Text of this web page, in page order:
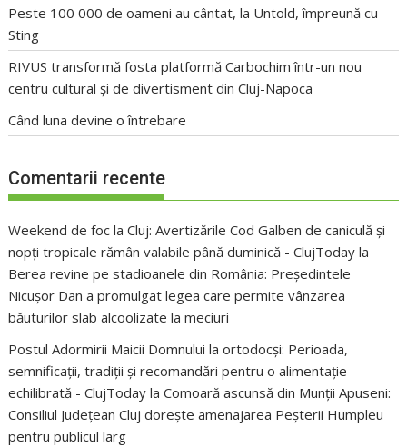
Peste 100 000 de oameni au cântat, la Untold, împreună cu
Sting
RIVUS transformă fosta platformă Carbochim într-un nou
centru cultural și de divertisment din Cluj-Napoca
Când luna devine o întrebare
Comentarii recente
Weekend de foc la Cluj: Avertizările Cod Galben de caniculă și
nopți tropicale rămân valabile până duminică - ClujToday la
Berea revine pe stadioanele din România: Președintele
Nicușor Dan a promulgat legea care permite vânzarea
băuturilor slab alcoolizate la meciuri
Postul Adormirii Maicii Domnului la ortodocși: Perioada,
semnificații, tradiții și recomandări pentru o alimentație
echilibrată - ClujToday laComoară ascunsă din Munții Apuseni:
Consiliul Județean Cluj dorește amenajarea Peșterii Humpleu
pentru publicul larg